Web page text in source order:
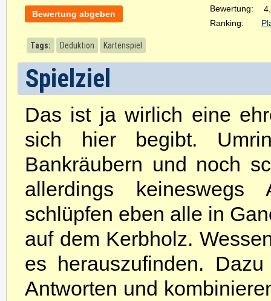
Bewertung abgeben
Bewertung:
Ranking:
Tags: Deduktion Kartenspiel
Spielziel
Das ist ja wirlich eine
sich hier begibt.
Bankräubern und noch
allerdings
schlüpfen eben alle in
auf dem Kerbholz.
es herauszufinden.
Antworten und